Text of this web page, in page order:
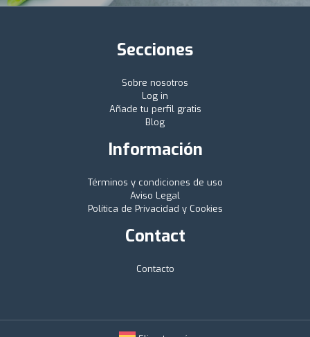
Secciones
Sobre nosotros
Log in
Añade tu perfil gratis
Blog
Información
Términos y condiciones de uso
Aviso Legal
Política de Privacidad y Cookies
Contact
Contacto